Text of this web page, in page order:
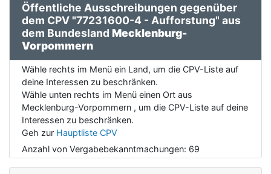
Öffentliche Ausschreibungen gegenüber
dem CPV "77231600-4 - Aufforstung" aus
dem Bundesland Mecklenburg-
Vorpommern
Wähle rechts im Menü ein Land, um die CPV-Liste auf
deine Interessen zu beschränken.
Wähle unten rechts im Menü einen Ort aus
Mecklenburg-Vorpommern , um die CPV-Liste auf deine
Interessen zu beschränken.
Geh zur Hauptliste CPV
Anzahl von Vergabebekanntmachungen: 69